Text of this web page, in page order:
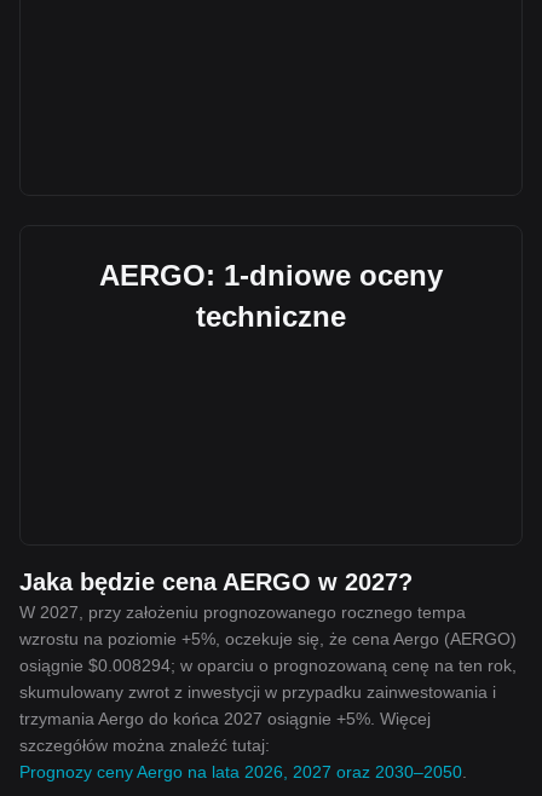
AERGO: 1-dniowe oceny
techniczne
Jaka będzie cena AERGO w 2027?
W 2027, przy założeniu prognozowanego rocznego tempa
wzrostu na poziomie +5%, oczekuje się, że cena Aergo (AERGO)
osiągnie $0.008294; w oparciu o prognozowaną cenę na ten rok,
skumulowany zwrot z inwestycji w przypadku zainwestowania i
trzymania Aergo do końca 2027 osiągnie +5%. Więcej
szczegółów można znaleźć tutaj:
Prognozy ceny Aergo na lata 2026, 2027 oraz 2030–2050